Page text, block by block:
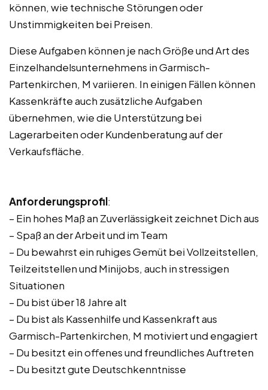
können, wie technische Störungen oder
Unstimmigkeiten bei Preisen.
Diese Aufgaben können je nach Größe und Art des
Einzelhandelsunternehmens in Garmisch-
Partenkirchen, M variieren. In einigen Fällen können
Kassenkräfte auch zusätzliche Aufgaben
übernehmen, wie die Unterstützung bei
Lagerarbeiten oder Kundenberatung auf der
Verkaufsfläche.
Anforderungsprofil:
– Ein hohes Maß an Zuverlässigkeit zeichnet Dich aus
– Spaß an der Arbeit und im Team
– Du bewahrst ein ruhiges Gemüt bei Vollzeitstellen,
Teilzeitstellen und Minijobs, auch in stressigen
Situationen
– Du bist über 18 Jahre alt
– Du bist als Kassenhilfe und Kassenkraft aus
Garmisch-Partenkirchen, M motiviert und engagiert
– Du besitzt ein offenes und freundliches Auftreten
– Du besitzt gute Deutschkenntnisse